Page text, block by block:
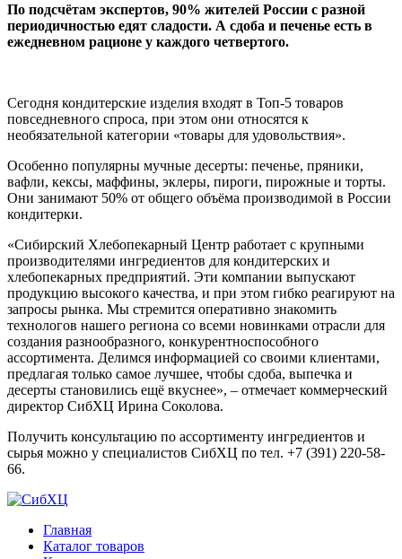
По подсчётам экспертов, 90% жителей России с разной
периодичностью едят сладости. А сдоба и печенье есть в
ежедневном рационе у каждого четвертого.
Сегодня кондитерские изделия входят в Топ-5 товаров
повседневного спроса, при этом они относятся к
необязательной категории «товары для удовольствия».
Особенно популярны мучные десерты: печенье, пряники,
вафли, кексы, маффины, эклеры, пироги, пирожные и торты.
Они занимают 50% от общего объёма производимой в России
кондитерки.
«Сибирский Хлебопекарный Центр работает с крупными
производителями ингредиентов для кондитерских и
хлебопекарных предприятий. Эти компании выпускают
продукцию высокого качества, и при этом гибко реагируют на
запросы рынка. Мы стремится оперативно знакомить
технологов нашего региона со всеми новинками отрасли для
создания разнообразного, конкурентноспособного
ассортимента. Делимся информацией со своими клиентами,
предлагая только самое лучшее, чтобы сдоба, выпечка и
десерты становились ещё вкуснее», – отмечает коммерческий
директор СибХЦ Ирина Соколова.
Получить консультацию по ассортименту ингредиентов и
сырья можно у специалистов СибХЦ по тел. +7 (391) 220-58-
66.
Главная
Каталог товаров